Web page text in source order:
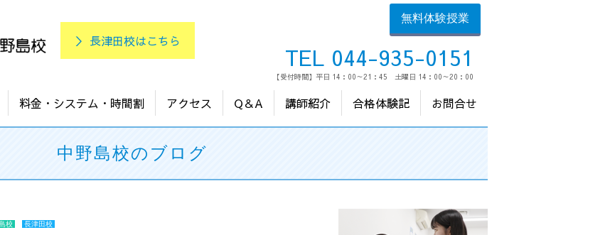
＞ 長津田校はこちら
無料体験授業
TEL 044-935-0151
【受付時間】平日 14：00～21：45 土曜日 14：00～20：00
料金・システム・時間割 アクセス Q＆A 講師紹介 合格体験記 お問合せ
中野島校のブログ
校 長津田校